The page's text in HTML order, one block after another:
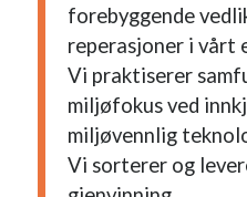
forebyggende
reperasjoner i vårt
Vi praktiserer
miljøfokus ved
miljøvennlig
Vi sorterer og